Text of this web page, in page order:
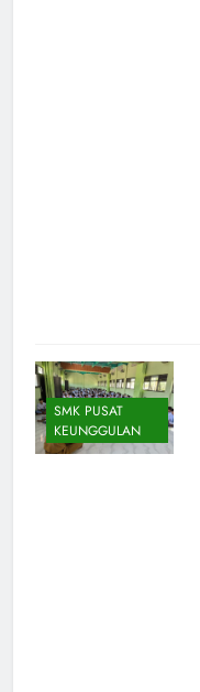
SMK PUSAT
KEUNGGULAN